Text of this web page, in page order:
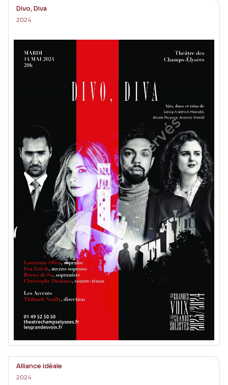
Divo, Diva
2024
Alliance idéale
2024